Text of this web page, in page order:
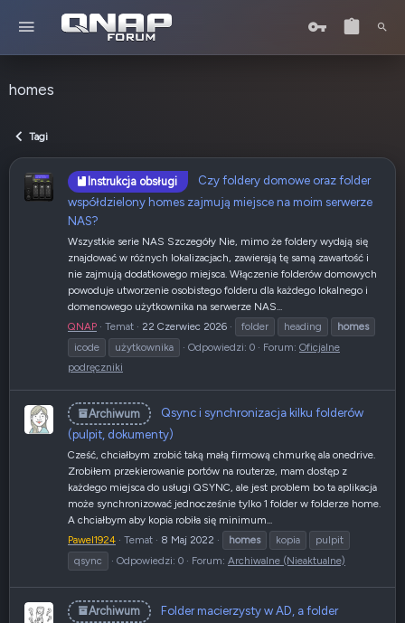
homes
Tagi
Instrukcja obsługi
Czy foldery domowe oraz folder
współdzielony homes zajmują miejsce na moim serwerze
NAS?
Wszystkie serie NAS Szczegóły Nie, mimo że foldery wydają się
znajdować w różnych lokalizacjach, zawierają tę samą zawartość i
nie zajmują dodatkowego miejsca. Włączenie folderów domowych
powoduje utworzenie osobistego folderu dla każdego lokalnego i
domenowego użytkownika na serwerze NAS...
QNAP
Temat 22 Czerwiec 2026 folder heading
homes
icode
użytkownika Odpowiedzi: 0 Forum: Oficjalne
podręczniki
Archiwum
Qsync i synchronizacja kilku folderów
(pulpit, dokumenty)
Cześć, chciałbym zrobić taką małą firmową chmurkę ala onedrive.
Zrobiłem przekierowanie portów na routerze, mam dostęp z
każdego miejsca do usługi QSYNC, ale jest problem bo ta aplikacja
może synchronizować jednocześnie tylko 1 folder w folderze home.
A chciałbym aby kopia robiła się minimum...
Pawel1924
Temat 8 Maj 2022 homes kopia
pulpit
qsync
Odpowiedzi: 0 Forum: Archiwalne (Nieaktualne)
Archiwum
Folder macierzysty w AD, a folder